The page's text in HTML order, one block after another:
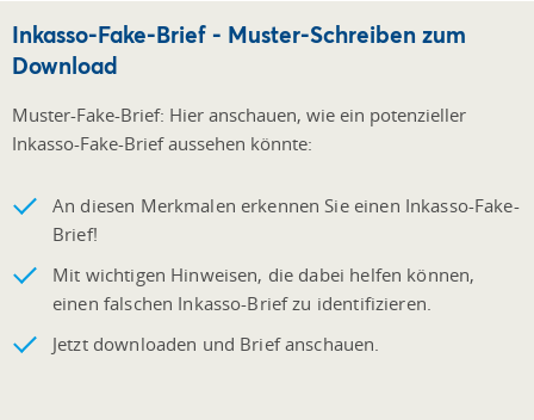
Inkasso-Fake-Brief - Muster-Schreiben zum
Download
Muster-Fake-Brief: Hier anschauen, wie ein potenzieller
Inkasso-Fake-Brief aussehen könnte:
An diesen Merkmalen erkennen Sie einen Inkasso-Fake-
Brief!
Mit wichtigen Hinweisen, die dabei helfen können,
einen falschen Inkasso-Brief zu identifizieren.
Jetzt downloaden und Brief anschauen.